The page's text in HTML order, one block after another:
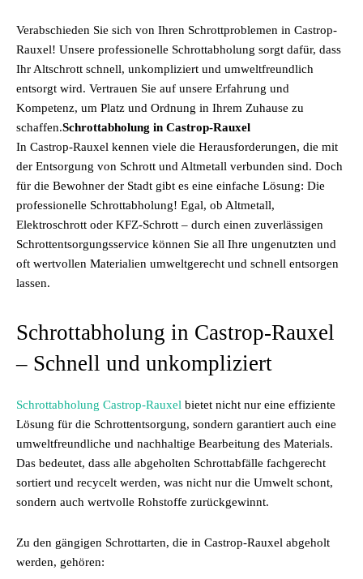
Verabschieden Sie sich von Ihren Schrottproblemen in Castrop-
Rauxel! Unsere professionelle Schrottabholung sorgt dafür, dass
Ihr Altschrott schnell, unkompliziert und umweltfreundlich
entsorgt wird. Vertrauen Sie auf unsere Erfahrung und
Kompetenz, um Platz und Ordnung in Ihrem Zuhause zu
schaffen.Schrottabholung in Castrop-Rauxel
In Castrop-Rauxel kennen viele die Herausforderungen, die mit
der Entsorgung von Schrott und Altmetall verbunden sind. Doch
für die Bewohner der Stadt gibt es eine einfache Lösung: Die
professionelle Schrottabholung! Egal, ob Altmetall,
Elektroschrott oder KFZ-Schrott – durch einen zuverlässigen
Schrottentsorgungsservice können Sie all Ihre ungenutzten und
oft wertvollen Materialien umweltgerecht und schnell entsorgen
lassen.
Schrottabholung in Castrop-Rauxel
– Schnell und unkompliziert
Schrottabholung Castrop-Rauxel bietet nicht nur eine effiziente
Lösung für die Schrottentsorgung, sondern garantiert auch eine
umweltfreundliche und nachhaltige Bearbeitung des Materials.
Das bedeutet, dass alle abgeholten Schrottabfälle fachgerecht
sortiert und recycelt werden, was nicht nur die Umwelt schont,
sondern auch wertvolle Rohstoffe zurückgewinnt.
Zu den gängigen Schrottarten, die in Castrop-Rauxel abgeholt
werden, gehören: